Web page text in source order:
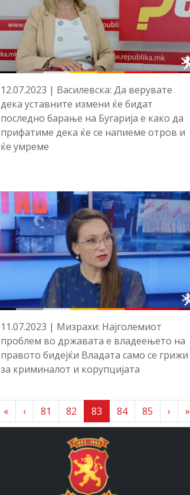
12.07.2023 | Василевска: Да верувате
дека уставните измени ќе бидат
последно барање на Бугарија е како да
прифатиме дека ќе се напиеме отров и
ќе умреме
11.07.2023 | Мизрахи: Најголемиот
проблем во државата е владеењето на
правото бидејќи Владата само се грижи
за криминалот и корупцијата
« ‹
P
a
81
P
a
g
e
82
C
u
r
r
e
n
83
P
a
84
P
a
85 › »